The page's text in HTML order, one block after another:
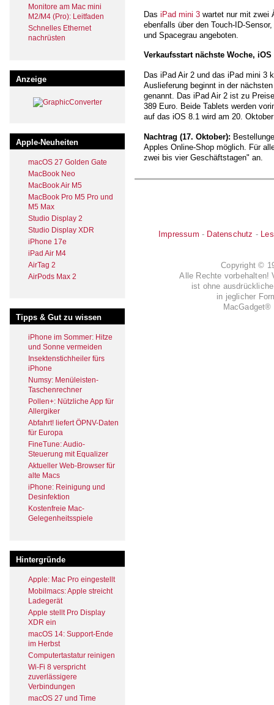
Monitore am Mac mini
M2/M4 (Pro): Leitfaden
Schnelles Ethernet
nachrüsten
Anzeige
Apple-Neuheiten
macOS 27 Golden Gate
MacBook Neo
MacBook Air M5
MacBook Pro M5 Pro und
M5 Max
Studio Display 2
Studio Display XDR
iPhone 17e
iPad Air M4
AirTag 2
AirPods Max 2
Tipps & Gut zu wissen
iPhone im Sommer: Hitze
und Sonne vermeiden
Insektenstichheiler fürs
iPhone
Numsy: Menüleisten-
Taschenrechner
Pollen+: Nützliche App für
Allergiker
Abfahrt! liefert ÖPNV-Daten
für Europa
FineTune: Audio-
Steuerung mit Equalizer
Aktueller Web-Browser für
alte Macs
iPhone: Reinigung und
Desinfektion
Kostenfreie Mac-
Gelegenheitsspiele
Hintergründe
Apple: Mac Pro eingestellt
Mobilmacs: Apple streicht
Ladegerät
Apple stellt Pro Display
XDR ein
macOS 14: Support-Ende
im Herbst
Computertastatur reinigen
Wi-Fi 8 verspricht
zuverlässigere
Verbindungen
macOS 27 und Time
Das iPad mini 3 wartet nur mit zwei
ebenfalls über den Touch-ID-
und Spacegrau angeboten.
Verkaufsstart nächste Woche,
Das iPad Air 2 und das iPad mini 3
Auslieferung beginnt in der
genannt. Das iPad Air 2 ist zu
389 Euro. Beide Tablets werden
auf das iOS 8.1 wird am 20.
Nachtrag (17. Oktober):
Apples Online-Shop möglich. Für
zwei bis vier Geschäftstagen" an.
Impressum - Datenschutz -
Copyright ©
Alle Rechte vorbehalten!
ist ohne
in jeglicher
MacGadget®